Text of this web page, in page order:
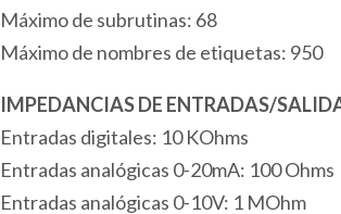
Máximo de subrutinas: 68
Máximo de nombres de etiquetas: 950
IMPEDANCIAS DE ENTRADAS/
Entradas digitales: 10 KOhms
Entradas analógicas 0-20mA: 100 Ohms
Entradas analógicas 0-10V: 1 MOhm